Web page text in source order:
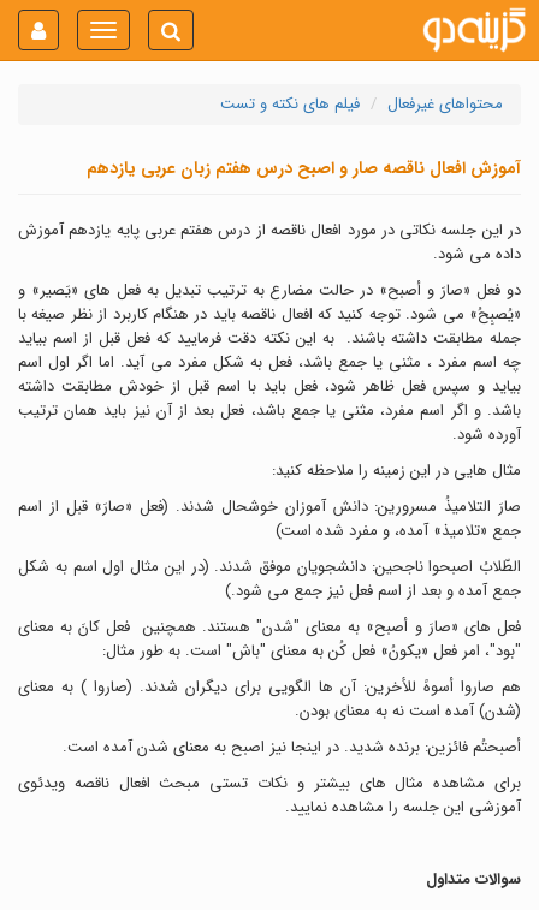
Toggle
navigation
محتواهای غیرفعال فیلم های نکته و تست
آموزش افعال ناقصه صار و اصبح درس هفتم زبان عربی یازدهم
در این جلسه نکاتی در مورد افعال ناقصه از درس هفتم عربی پایه یازدهم آموزش
داده می شود.
دو فعل «صارَ و أصبح» در حالت مضارع به ترتیب تبدیل به فعل های «یَصیر» و
«یُصبِحُ» می شود. توجه کنید که افعال ناقصه باید در هنگام کاربرد از نظر صیغه با
جمله مطابقت داشته باشند. به این نکته دقت فرمایید که فعل قبل از اسم بیاید
چه اسم مفرد ، مثنی یا جمع باشد، فعل به شکل مفرد می آید. اما اگر اول اسم
بیاید و سپس فعل ظاهر شود، فعل باید با اسم قبل از خودش مطابقت داشته
باشد. و اگر اسم مفرد، مثنی یا جمع باشد، فعل بعد از آن نیز باید همان ترتیب
آورده شود.
مثال هایی در این زمینه را ملاحظه کنید:
صارَ التلامیذُ مسرورین: دانش آموزان خوشحال شدند. (فعل «صارَ» قبل از اسم
جمع «تلامیذ» آمده، و مفرد شده است)
الطّلابُ اصبحوا ناجحین: دانشجویان موفق شدند. (در این مثال اول اسم به شکل
جمع آمده و بعد از اسم فعل نیز جمع می شود.)
فعل های «صارَ و أصبح» به معنای "شدن" هستند. همچنین فعل کانَ به معنای
"بود"، امر فعل «یکونُ» فعل کُن به معنای "باش" است. به طور مثال:
هم صاروا أسوهً للأخرین: آن ها الگویی برای دیگران شدند. (صاروا ) به معنای
(شدن) آمده است نه به معنای بودن.
أصبحتُم فائزین: برنده شدید. در اینجا نیز اصبح به معنای شدن آمده است.
برای مشاهده مثال های بیشتر و نکات تستی مبحث افعال ناقصه ویدئوی
آموزشی این جلسه را مشاهده نمایید.
سوالات متداول